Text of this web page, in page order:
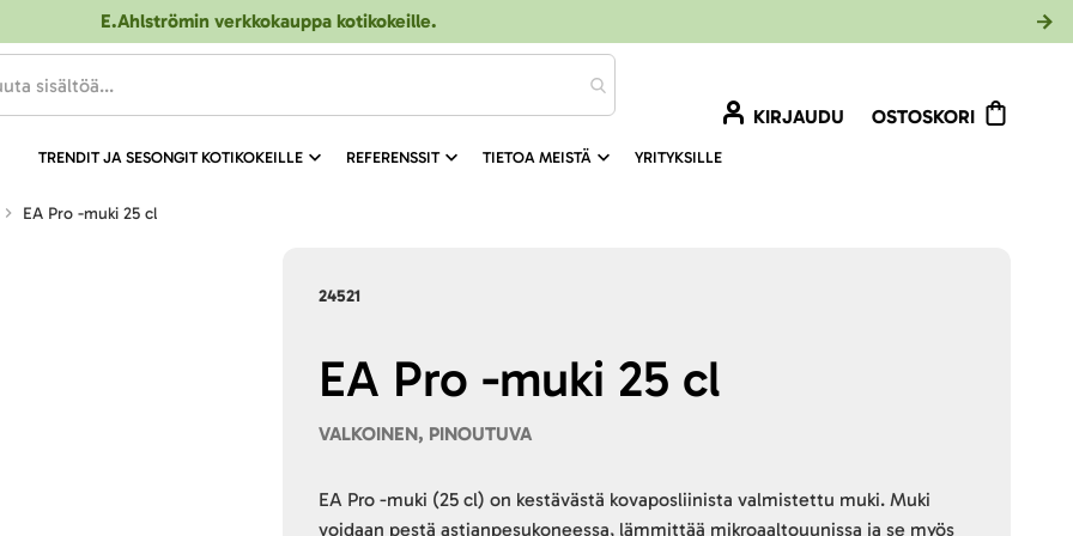
E.Ahlströmin verkkokauppa kotikokeille.
KIRJAUDU
OSTOSKORI
TRENDIT JA SESONGIT KOTIKOKEILLE REFERENSSIT TIETOA MEISTÄ YRITYKSILLE
EA Pro -muki 25 cl
24521
EA Pro -muki 25 cl
VALKOINEN, PINOUTUVA
EA Pro -muki (25 cl) on kestävästä kovaposliinista valmistettu muki. Muki
voidaan pestä astianpesukoneessa, lämmittää mikroaaltouunissa ja se myös